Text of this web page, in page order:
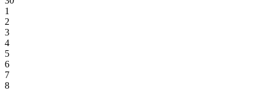
1
2
3
4
5
6
7
8